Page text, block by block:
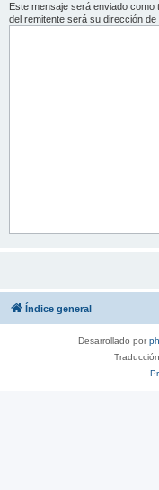
Este mensaje será enviado
del remitente será su dirección de
Índice general
Desarrollado por